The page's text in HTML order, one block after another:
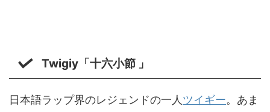
Twigiy「十六小節 」
日本語ラップ界のレジェンドの一人 ツイギー。あま